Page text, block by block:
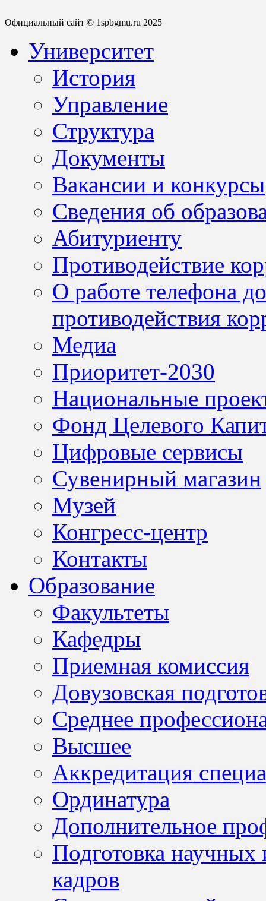
Официальный сайт © 1spbgmu.ru 2025
Университет
История
Управление
Структура
Документы
Вакансии и конкурсы
Сведения об
Абитуриенту
Противодействие
О работе телефона
противодействия
Медиа
Приоритет-2030
Национальные
Фонд Целевого
Цифровые сервисы
Сувенирный магазин
Музей
Конгресс-центр
Контакты
Образование
Факультеты
Кафедры
Приемная комиссия
Довузовская
Среднее
Высшее
Аккредитация
Ординатура
Дополнительное
Подготовка научных
кадров